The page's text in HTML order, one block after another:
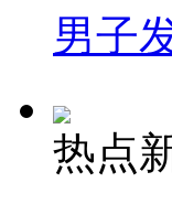
男子
热点